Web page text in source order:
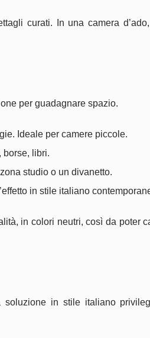
curati. In una camera
per guadagnare spazio.
Ideale per camere piccole.
borse, libri.
studio o un divanetto.
in stile italiano
in colori neutri, così da poter
in stile italiano